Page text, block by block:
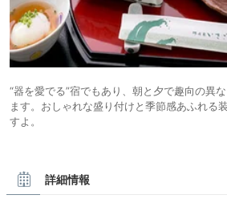
“器を愛でる”宿でもあり、朝と夕で趣向の異
ます。おしゃれな盛り付けと季節感あふれる
すよ。
詳細情報